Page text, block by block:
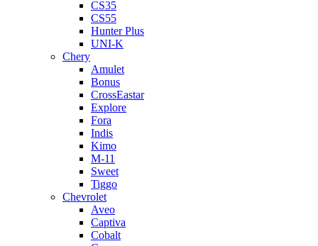
CS35
CS55
Hunter Plus
UNI-K
Chery
Amulet
Bonus
CrossEastar
Explore
Fora
Indis
Kimo
M-11
Sweet
Tiggo
Chevrolet
Aveo
Captiva
Cobalt